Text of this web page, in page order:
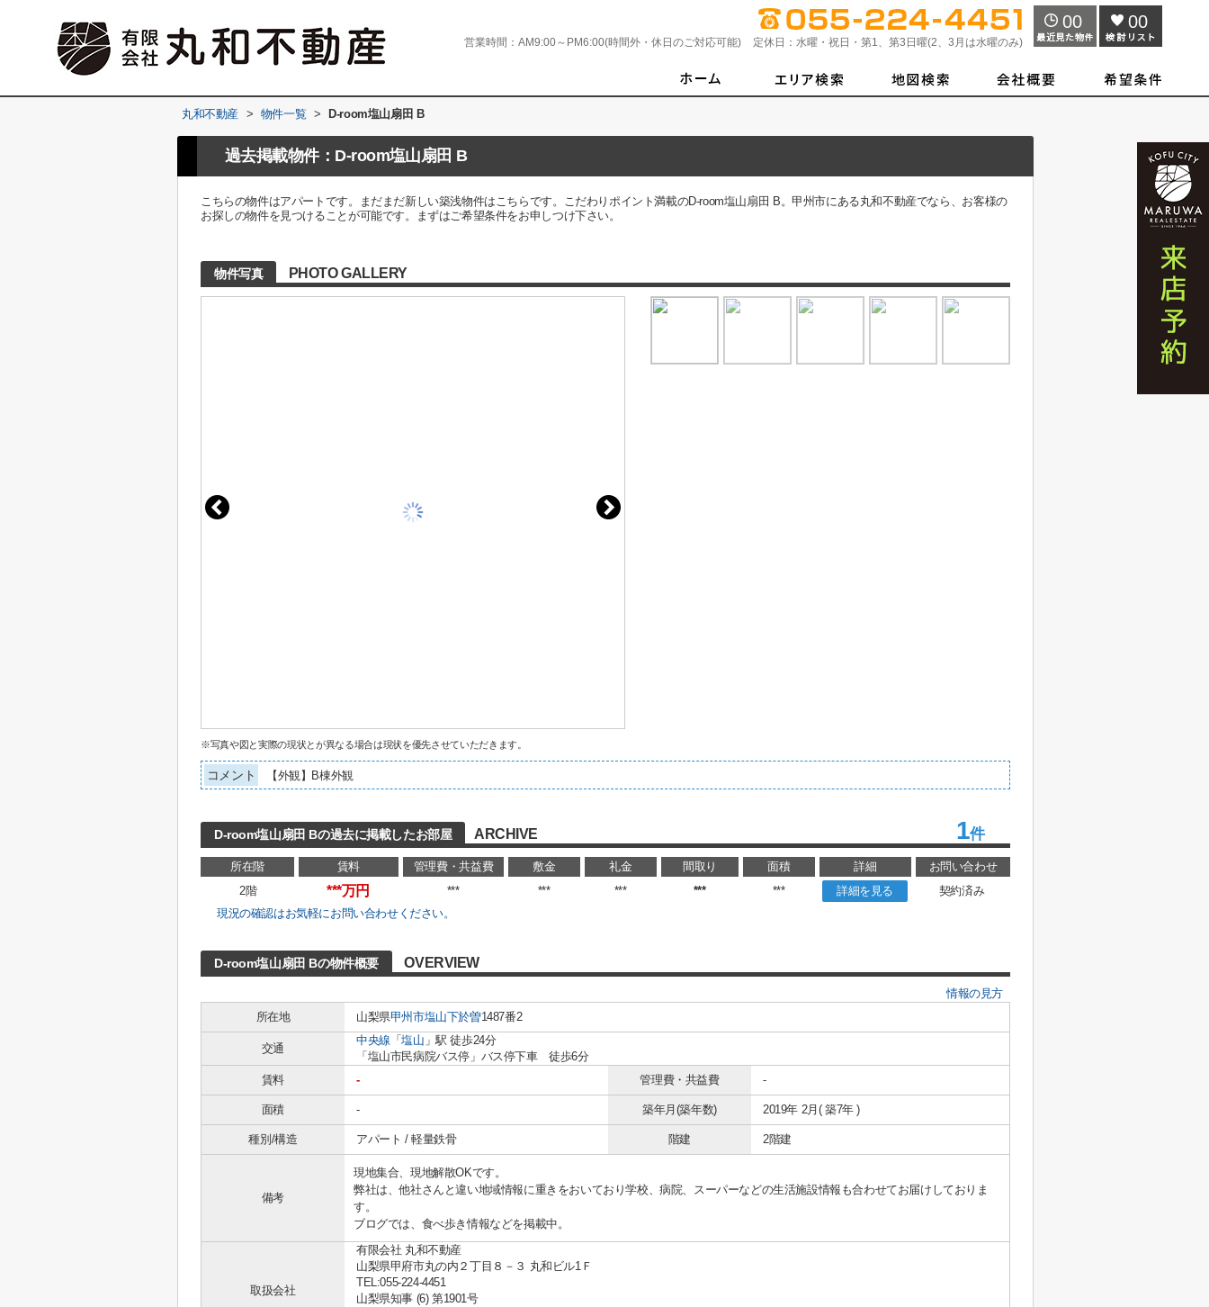
営業時間： AM9:00～PM6:00(時間外・休日のご対応可能) 定休日： 水曜・祝日・第1、第3日曜(2、3月は水曜のみ)
00 00
丸和不動産 > 物件一覧 > D-room塩山扇田 B
過去掲載物件：D-room塩山扇田 B
こちらの物件はアパートです。まだまだ新しい築浅物件はこちらです。こだわりポイント満載のD-room塩山扇田 B。甲州市にある丸和不動産でなら、お客様の
お探しの物件を見つけることが可能です。まずはご希望条件をお申しつけ下さい。
物件写真 PHOTO GALLERY
※写真や図と実際の現状とが異なる場合は現状を優先させていただきます。
コメント 【外観】B棟外観
D-room塩山扇田 Bの過去に掲載したお部屋 ARCHIVE 1件
所在階 賃料 管理費・共益費 敷金 礼金 間取り 面積 詳細
お問い合わせ
2階
***万円 *** *** *** *** *** 詳細を見る
契約済み
現況の確認はお気軽にお問い合わせください。
D-room塩山扇田 Bの物件概要 OVERVIEW
情報の見方
所在地
山梨県甲州市塩山下於曽1487番2
交通
中央線 「塩山 」駅 徒歩24分
「塩山市民病院バス停」バス停下車 徒歩6分
賃料
- 管理費・共益費 -
面積 - 築年月(築年数) 2019年 2月( 築7年 )
種別/構造 アパート / 軽量鉄骨 階建 2階建
備考
現地集合、現地解散OKです。
弊社は、他社さんと違い地域情報に重きをおいており学校、病院、スーパーなどの生活施設情報も合わせてお届けしておりま
す。
ブログでは、食べ歩き情報などを掲載中。
取扱会社
有限会社 丸和不動産
山梨県甲府市丸の内２丁目８－３ 丸和ビル1Ｆ
TEL:055-224-4451
山梨県知事 (6) 第1901号